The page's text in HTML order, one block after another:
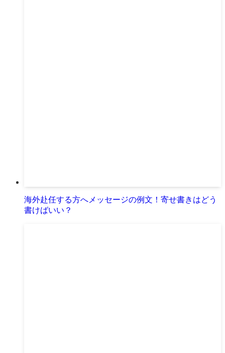
海外赴任する方へメッセージの例文！寄せ書きはどう
書けばいい？